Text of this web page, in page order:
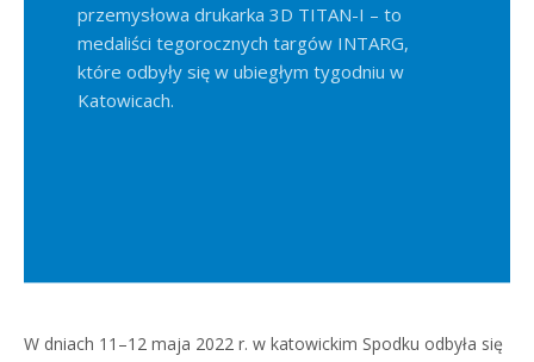
przemysłowa drukarka 3D TITAN-I – to
medaliści tegorocznych targów INTARG,
które odbyły się w ubiegłym tygodniu w
Katowicach.
W dniach 11–12 maja 2022 r. w katowickim Spodku odbyła się